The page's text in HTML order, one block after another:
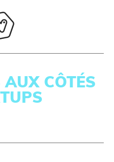
AUX CÔTÉS